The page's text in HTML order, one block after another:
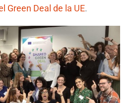
Green Deal de la UE.